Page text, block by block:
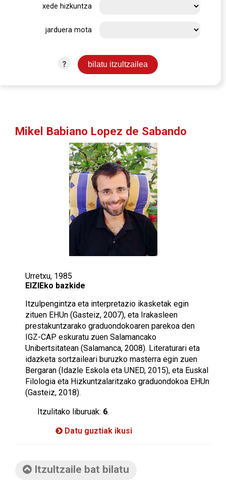
xede hizkuntza
jarduera mota
?
Mikel Babiano Lopez de Sabando
Urretxu, 1985
EIZIEko bazkide
Itzulpengintza eta interpretazio ikasketak egin
zituen EHUn (Gasteiz, 2007), eta Irakasleen
prestakuntzarako graduondokoaren parekoa den
IGZ-CAP eskuratu zuen Salamancako
Unibertsitatean (Salamanca, 2008). Literaturari eta
idazketa sortzaileari buruzko masterra egin zuen
Bergaran (Idazle Eskola eta UNED, 2015), eta Euskal
Filologia eta Hizkuntzalaritzako graduondokoa EHUn
(Gasteiz, 2018).
Itzulitako liburuak: 6.
Datu guztiak ikusi
Itzultzaile bat bilatu